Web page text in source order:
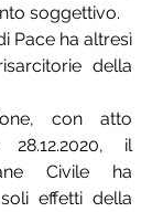
soggettivo.
Pace ha altresì
della
con atto
il
Civile ha
effetti della